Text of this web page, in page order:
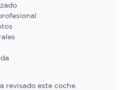
revisado este coche.